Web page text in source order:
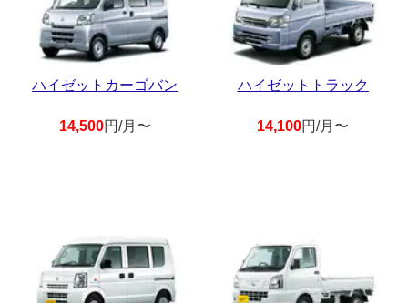
ハイゼットカーゴバン
14,500円/月〜
ハイゼットトラック
14,100円/月〜